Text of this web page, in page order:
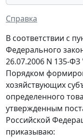
Справка
В соответствии с
Федерального
26.07.2006 N 135-
Порядком
хозяйствующих
определенного
утвержденным
Российской
приказываю: